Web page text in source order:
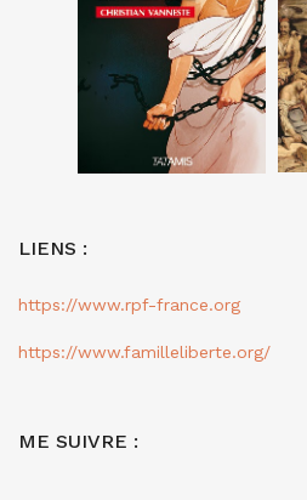
LIENS :
https://www.rpf-france.org
https://www.familleliberte.org/
ME SUIVRE :